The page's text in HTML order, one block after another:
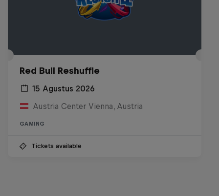
Red Bull Reshuffle
15 Agustus 2026
Austria Center Vienna, Austria
GAMING
Tickets available